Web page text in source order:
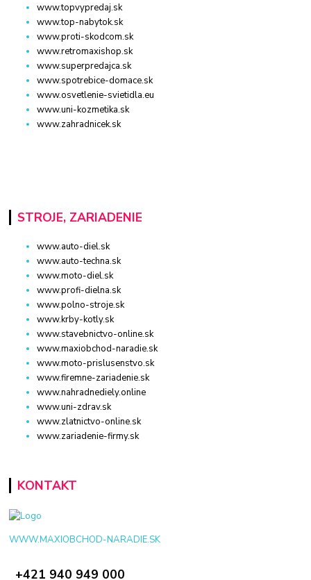
www.topvypredaj.sk
www.top-nabytok.sk
www.proti-skodcom.sk
www.retromaxishop.sk
www.superpredajca.sk
www.spotrebice-domace.sk
www.osvetlenie-svietidla.eu
www.uni-kozmetika.sk
www.zahradnicek.sk
STROJE, ZARIADENIE
www.auto-diel.sk
www.auto-techna.sk
www.moto-diel.sk
www.profi-dielna.sk
www.polno-stroje.sk
www.krby-kotly.sk
www.stavebnictvo-online.sk
www.maxiobchod-naradie.sk
www.moto-prislusenstvo.sk
www.firemne-zariadenie.sk
www.nahradnediely.online
www.uni-zdrav.sk
www.zlatnictvo-online.sk
www.zariadenie-firmy.sk
KONTAKT
WWW.MAXIOBCHOD-NARADIE.SK
+421 940 949 000